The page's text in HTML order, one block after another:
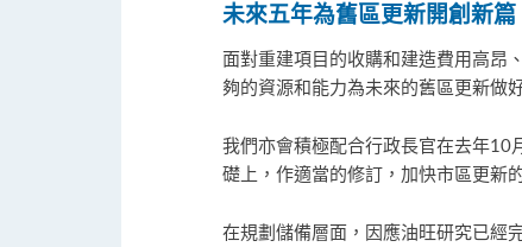
未來五年為舊區更新開創新篇
面對重建項目的收購和建造費用高昂
夠的資源和能力為未來的舊區更新做
我們亦會積極配合行政長官在去年
礎上，作適當的修訂，加快市區更新
在規劃儲備層面，因應油旺研究已經